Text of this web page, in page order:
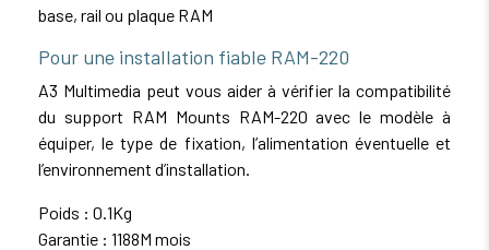
base, rail ou plaque RAM
Pour une installation fiable RAM-220
A3 Multimedia peut vous aider à vérifier la compatibilité
du support RAM Mounts RAM-220 avec le modèle à
équiper, le type de fixation, l’alimentation éventuelle et
l’environnement d’installation.
Poids : 0.1Kg
Garantie : 1188M mois